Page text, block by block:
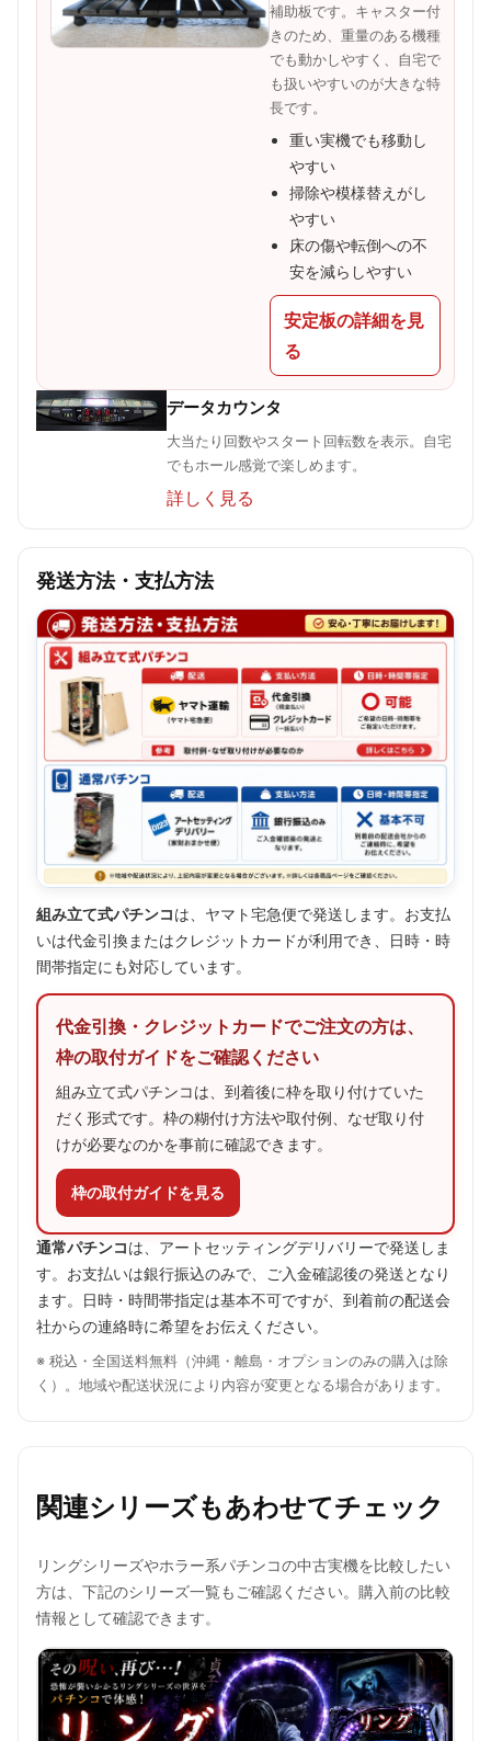
補助板です。キャスター付
きのため、重量のある機種
でも動かしやすく、自宅で
も扱いやすいのが大きな特
長です。
重い実機でも移動し
やすい
掃除や模様替えがし
やすい
床の傷や転倒への不
安を減らしやすい
安定板の詳細を見
る
データカウンタ
大当たり回数やスタート回転数を表示。自宅
でもホール感覚で楽しめます。
詳しく見る
発送方法・支払方法
組み立て式パチンコは、ヤマト宅急便で発送します。お支払
いは代金引換またはクレジットカードが利用でき、日時・時
間帯指定にも対応しています。
代金引換・クレジットカードでご注文の方は、
枠の取付ガイドをご確認ください
組み立て式パチンコは、到着後に枠を取り付けていた
だく形式です。枠の糊付け方法や取付例、なぜ取り付
けが必要なのかを事前に確認できます。
枠の取付ガイドを見る
通常パチンコは、アートセッティングデリバリーで発送しま
す。お支払いは銀行振込のみで、ご入金確認後の発送となり
ます。日時・時間帯指定は基本不可ですが、到着前の配送会
社からの連絡時に希望をお伝えください。
※ 税込・全国送料無料（沖縄・離島・オプションのみの購入は除
く）。地域や配送状況により内容が変更となる場合があります。
関連シリーズもあわせてチェック
リングシリーズやホラー系パチンコの中古実機を比較したい
方は、下記のシリーズ一覧もご確認ください。購入前の比較
情報として確認できます。